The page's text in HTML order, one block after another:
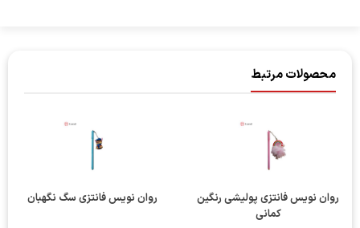
محصولات مرتبط
روان نویس فانتزی پولیشی رنگین
کمانی
روان نویس فانتزی سگ نگهبان